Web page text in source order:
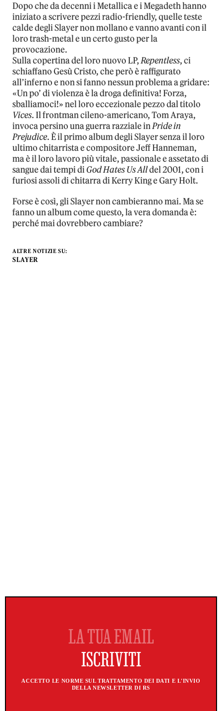
Dopo che da decenni i Metallica e i Megadeth hanno
iniziato a scrivere pezzi radio-friendly, quelle teste
calde degli Slayer non mollano e vanno avanti con il
loro trash-metal e un certo gusto per la
provocazione.
Sulla copertina del loro nuovo LP,Repentless, ci
schiaffano Gesù Cristo, che però è raffigurato
all’inferno e non si fanno nessun problema a gridare:
«Un po’ di violenza è la droga definitiva! Forza,
sballiamoci!» nel loro eccezionale pezzo dal titolo
Vices. Il frontman cileno-americano, Tom Araya,
invoca persino una guerra razziale inPride in
Prejudice. È il primo album degli Slayer senza il loro
ultimo chitarrista e compositore Jeff Hanneman,
ma è il loro lavoro più vitale, passionale e assetato di
sangue dai tempi diGod Hates Us Alldel 2001, con i
furiosi assoli di chitarra di Kerry King e Gary Holt.
Forse è così, gli Slayer non cambieranno mai. Ma se
fanno un album come questo, la vera domanda è:
perché mai dovrebbero cambiare?
ALTRE NOTIZIE SU:
SLAYER
ACCETTO LE NORME SUL TRATTAMENTO DEI DATI E L'INVIO
DELLA NEWSLETTER DI RS